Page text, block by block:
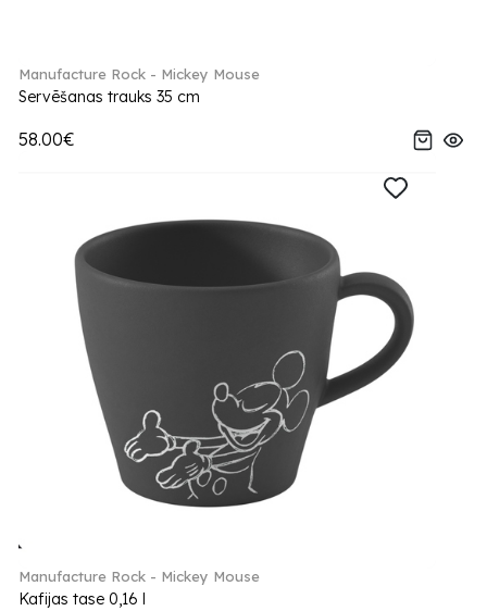
Manufacture Rock - Mickey Mouse
Servēšanas trauks 35 cm
58.00€
Manufacture Rock - Mickey Mouse
Kafijas tase 0,16 l